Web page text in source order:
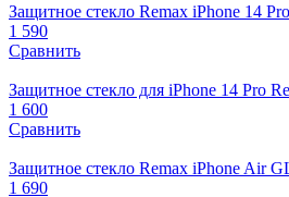
Защитное стекло Remax iPhone 14
1 590
Сравнить
Защитное стекло для iPhone 14 Pro
1 600
Сравнить
Защитное стекло Remax iPhone Air
1 690